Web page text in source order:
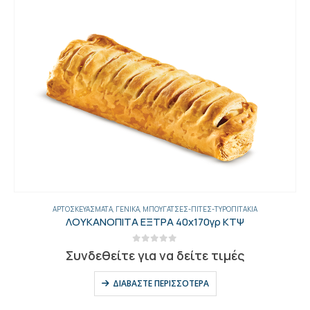
ΨΩΜΙΆ-
ΦΡΥΓΑΝΙΑ ΤΡΙΜΜΕΝΗ ΣΑΚΚΟΥΛΑ 5 ΚΛ